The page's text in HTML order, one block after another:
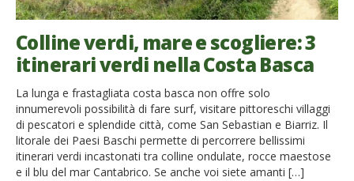
Colline verdi, mare e scogliere: 3
itinerari verdi nella Costa Basca
La lunga e frastagliata costa basca non offre solo
innumerevoli possibilità di fare surf, visitare pittoreschi villaggi
di pescatori e splendide città, come San Sebastian e Biarriz. Il
litorale dei Paesi Baschi permette di percorrere bellissimi
itinerari verdi incastonati tra colline ondulate, rocce maestose
e il blu del mar Cantabrico. Se anche voi siete amanti […]